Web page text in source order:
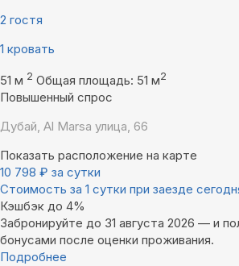
2 гостя
1 кровать
51 м 2 Общая площадь: 51 м2
Повышенный спрос
Дубай, Al Marsa улица, 66
Показать расположение на карте
10 798 ₽ за сутки
Стоимость за 1 сутки при заезде
Кэшбэк до 4%
Забронируйте до 31 августа 2026 — и
бонусами после оценки проживания.
Подробнее